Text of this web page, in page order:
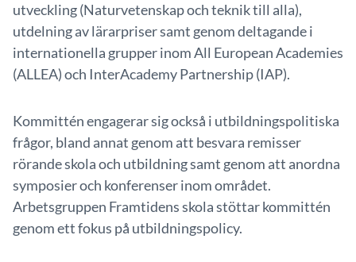
utveckling (Naturvetenskap och teknik till alla),
utdelning av lärarpriser samt genom deltagande i
internationella grupper inom All European Academies
(ALLEA) och InterAcademy Partnership (IAP).
Kommittén engagerar sig också i utbildningspolitiska
frågor, bland annat genom att besvara remisser
rörande skola och utbildning samt genom att anordna
symposier och konferenser inom området.
Arbetsgruppen Framtidens skola stöttar kommittén
genom ett fokus på utbildningspolicy.